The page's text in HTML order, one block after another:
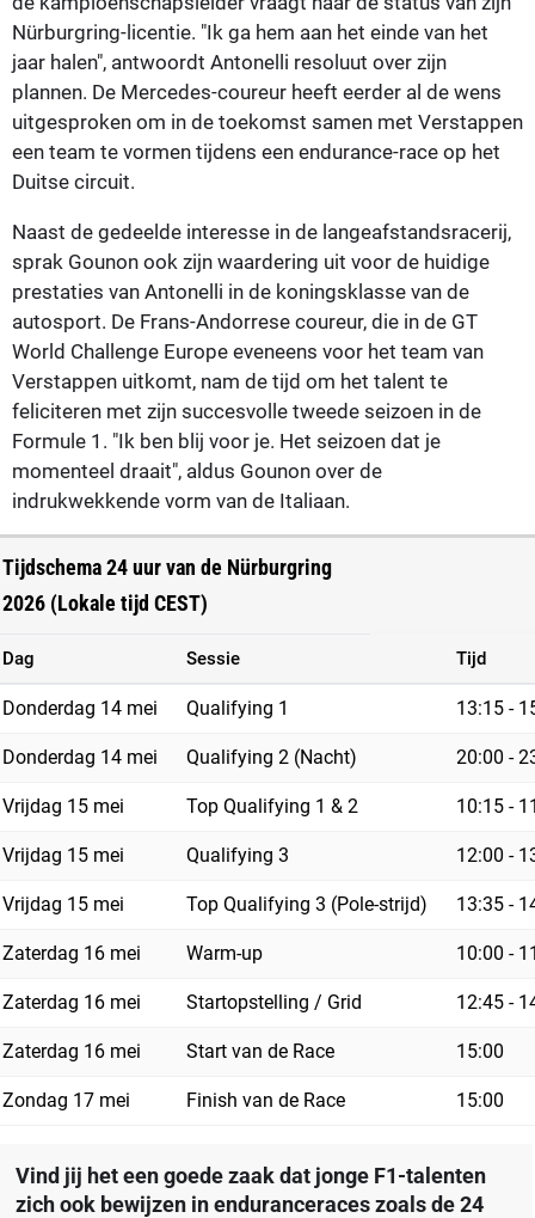
Nürburgring-licentie. "Ik ga hem aan het einde van het
jaar halen", antwoordt Antonelli resoluut over zijn
plannen. De Mercedes-coureur heeft eerder al de wens
uitgesproken om in de toekomst samen met Verstappen
een team te vormen tijdens een endurance-race op het
Duitse circuit.
Naast de gedeelde interesse in de langeafstandsracerij,
sprak Gounon ook zijn waardering uit voor de huidige
prestaties van Antonelli in de koningsklasse van de
autosport. De Frans-Andorrese coureur, die in de GT
World Challenge Europe eveneens voor het team van
Verstappen uitkomt, nam de tijd om het talent te
feliciteren met zijn succesvolle tweede seizoen in de
Formule 1. "Ik ben blij voor je. Het seizoen dat je
momenteel draait", aldus Gounon over de
indrukwekkende vorm van de Italiaan.
Tijdschema 24 uur van de Nürburgring
2026 (Lokale tijd CEST)
Dag Sessie Tijd
Donderdag 14 mei Qualifying 1 13:15 -
Donderdag 14 mei Qualifying 2 (Nacht) 20:00 -
Vrijdag 15 mei Top Qualifying 1 & 2 10:15 -
Vrijdag 15 mei Qualifying 3 12:00 -
Vrijdag 15 mei Top Qualifying 3 (Pole-strijd) 13:35 -
Zaterdag 16 mei Warm-up 10:00 -
Zaterdag 16 mei Startopstelling / Grid 12:45 -
Zaterdag 16 mei Start van de Race 15:00
Zondag 17 mei Finish van de Race 15:00
Vind jij het een goede zaak dat jonge F1-talenten
zich ook bewijzen in enduranceraces zoals de 24